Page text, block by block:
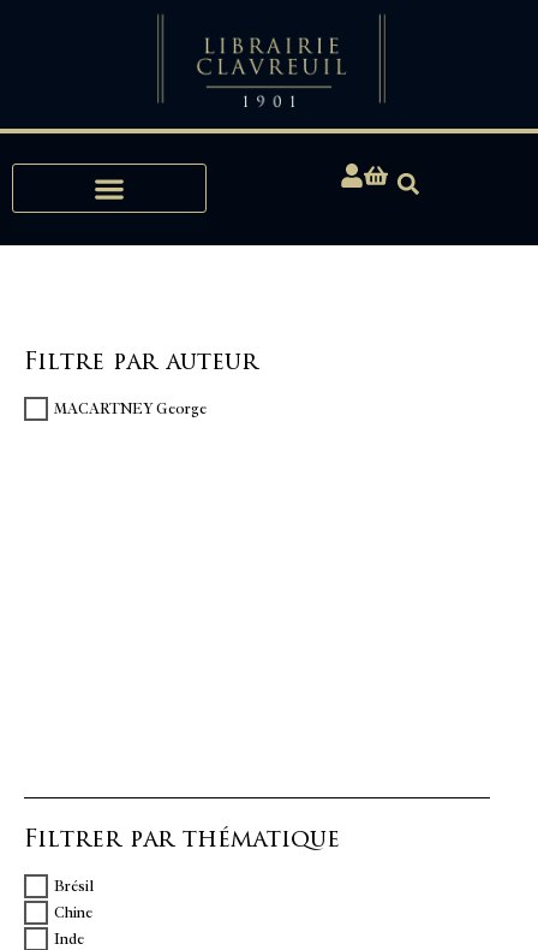
Filtre par auteur
MACARTNEY George
Filtrer par thématique
Brésil
Chine
Inde